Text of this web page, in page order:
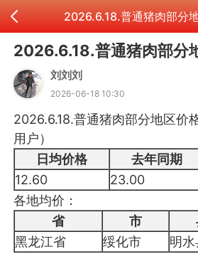
2026.6.18.普通猪肉部分
刘刘刘
2026-06-18 10:30
2026.6.18.普通猪肉部分地区价
用户）
日均价格
去年同期
12.60
23.00
各地均价：
省
市
黑龙江省
绥化市 明水